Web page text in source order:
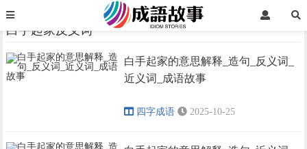
› ›
白手起家反义词
白手起家反义词
白手起家的意思解释_造句_反义词_
近义词_成语故事
四字成语 2025-10-25